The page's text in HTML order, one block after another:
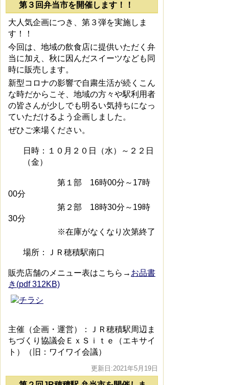
第３回弁当市を開催します！！
大人気企画につき、第３弾を実施しま
す！！
今回は、地域の飲食店に提供いただく弁
当に加え、秋に因んだスイーツなども同
時に販売します。
新型コロナの影響で自粛生活が続くこん
な時だからこそ、地域の方々や駅利用者
の皆さんが少しでも明るい気持ちになっ
ていただけるよう企画しました。
ぜひご来場ください。
日時：１０月２０日（水）～２２日
（金）
第１部 16時00分～17時
00分
第２部 18時30分～19時
30分
※在庫がなくなり次第終了
場所：ＪＲ穂積駅南口
販売店舗のメニュー表はこちら→ お品書
き(pdf 312KB)
主催（企画・運営）：ＪＲ穂積駅周辺ま
ちづくり協議会ＥｘＳｉｔｅ（エキサイ
ト）（旧：ワイワイ会議）
更新日:2021年5月19日